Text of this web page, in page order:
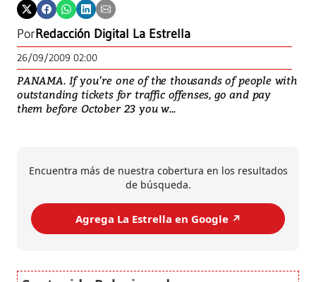
PorRedacción Digital La Estrella
26/09/2009 02:00
PANAMA. If you’re one of the thousands of people with
outstanding tickets for traffic offenses, go and pay
them before October 23 you w...
Encuentra más de nuestra cobertura en los resultados
de búsqueda.
Agrega La Estrella en Google ↗️